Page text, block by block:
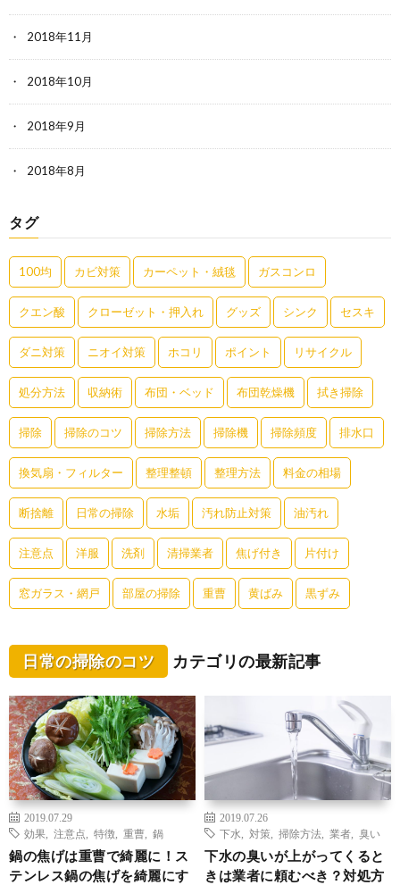
2018年11月
2018年10月
2018年9月
2018年8月
タグ
100均 カビ対策 カーペット・絨毯 ガスコンロ
クエン酸 クローゼット・押入れ グッズ シンク セスキ
ダニ対策 ニオイ対策 ホコリ ポイント リサイクル
処分方法 収納術 布団・ベッド 布団乾燥機 拭き掃除
掃除 掃除のコツ 掃除方法 掃除機 掃除頻度 排水口
換気扇・フィルター 整理整頓 整理方法 料金の相場
断捨離 日常の掃除 水垢 汚れ防止対策 油汚れ
注意点 洋服 洗剤 清掃業者 焦げ付き 片付け
窓ガラス・網戸 部屋の掃除 重曹 黄ばみ 黒ずみ
日常の掃除のコツ カテゴリの最新記事
2019.07.29
効果
注意点 特徴 重曹 鍋
鍋の焦げは重曹で綺麗に！ス
テンレス鍋の焦げを綺麗にす
2019.07.26
下水
対策 掃除方法 業者 臭い
下水の臭いが上がってくると
きは業者に頼むべき？対処方